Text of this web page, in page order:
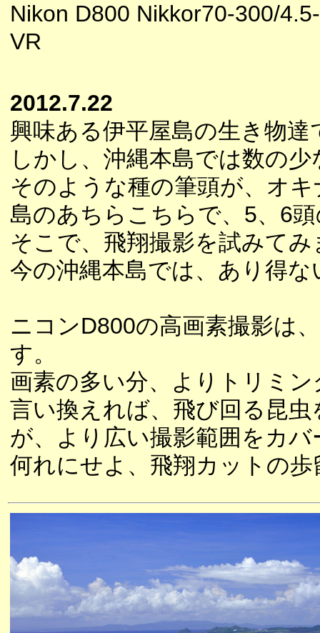
Nikon D800 Nikkor70-300/
VR
2012.7.22
興味ある伊平屋島の生き物
しかし、沖縄本島では数の
そのような種の筆頭が、オ
島のあちらこちらで、5、6
そこで、飛翔撮影を試みてみ
今の沖縄本島では、あり得な
ニコンD800の高画素撮影は
す。
画素の多い分、よりトリミ
言い換えれば、飛び回る昆
が、より広い撮影範囲をカ
何れにせよ、飛翔カットの